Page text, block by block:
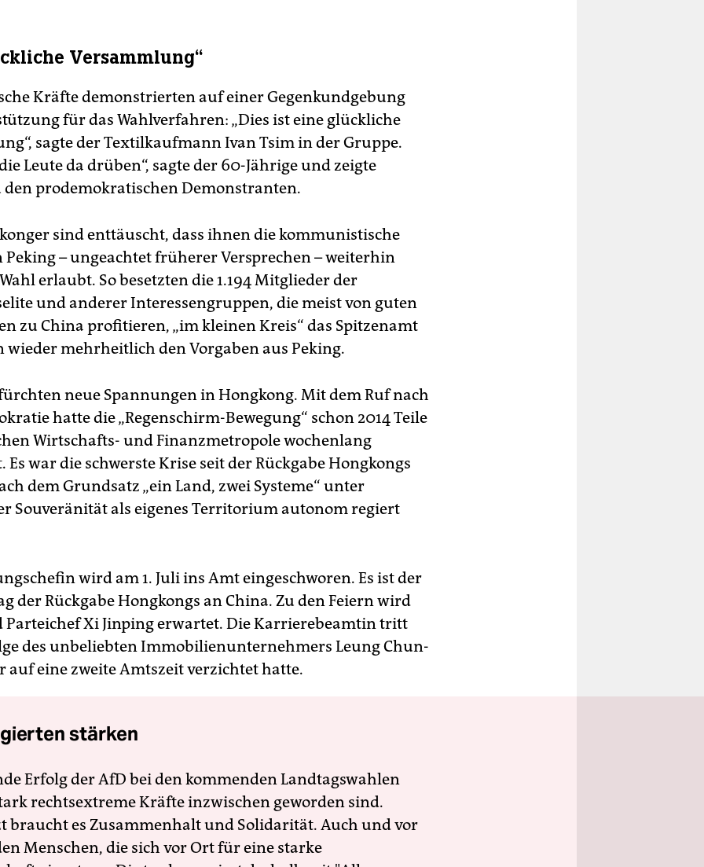
Versammlung“
Kräfte demonstrierten auf einer Gegenkundgebung
für das Wahlverfahren: „Dies ist eine glückliche
sagte der Textilkaufmann Ivan Tsim in der Gruppe.
Leute da drüben“, sagte der 60-Jährige und zeigte
prodemokratischen Demonstranten.
sind enttäuscht, dass ihnen die kommunistische
– ungeachtet früherer Versprechen – weiterhin
erlaubt. So besetzten die 1.194 Mitglieder der
und anderer Interessengruppen, die meist von guten
zu China profitieren, „im kleinen Kreis“ das Spitzenamt
wieder mehrheitlich den Vorgaben aus Peking.
neue Spannungen in Hongkong. Mit dem Ruf nach
hatte die „Regenschirm-Bewegung“ schon 2014 Teile
Wirtschafts- und Finanzmetropole wochenlang
Es war die schwerste Krise seit der Rückgabe Hongkongs
dem Grundsatz „ein Land, zwei Systeme“ unter
Souveränität als eigenes Territorium autonom regiert
wird am 1. Juli ins Amt eingeschworen. Es ist der
der Rückgabe Hongkongs an China. Zu den Feiern wird
Parteichef Xi Jinping erwartet. Die Karrierebeamtin tritt
des unbeliebten Immobilienunternehmers Leung Chun-
auf eine zweite Amtszeit verzichtet hatte.
stärken
Erfolg der AfD bei den kommenden Landtagswahlen
rechtsextreme Kräfte inzwischen geworden sind.
braucht es Zusammenhalt und Solidarität. Auch und vor
Menschen, die sich vor Ort für eine starke